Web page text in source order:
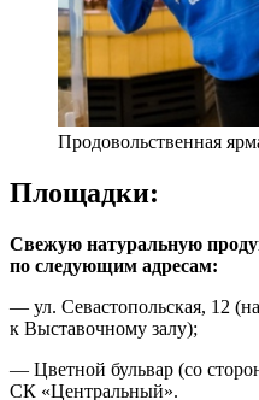
Продовольственная
Площадки:
Свежую натуральную
по следующим адресам:
— ул. Севастопольская, 12
к Выставочному залу);
— Цветной бульвар (со
СК «Центральный».